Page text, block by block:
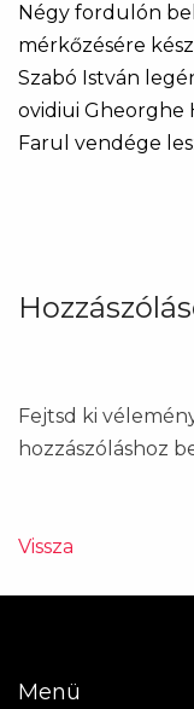
Négy fordulón
mérkőzésére
Szabó István
ovidiui Gheorghe
Farul vendége
Fejtsd ki
hozzászóláshoz
Vissza
Menü